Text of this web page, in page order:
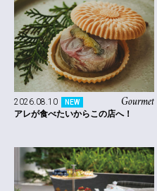
Gourmet
2026.08.10 NEW
アレが食べたいからこの店へ！